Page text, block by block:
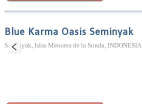
Blue Karma Oasis Seminyak
Seminyak, Islas Menores de la Sonda, INDONESIA